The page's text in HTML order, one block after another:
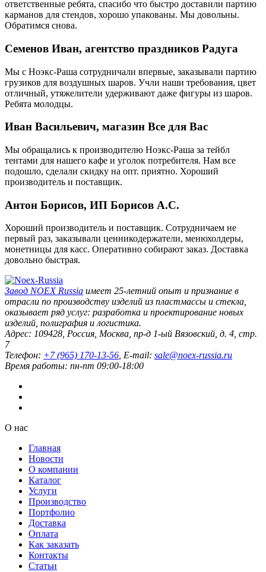
ответственные ребята, спасибо что быстро доставили партию
карманов для стендов, хорошо упакованы. Мы довольны.
Обратимся снова.
Семенов Иван, агентство праздников Радуга
Мы с Ноэкс-Раша сотрудничали впервые, заказывали партию
грузиков для воздушных шаров. Учли наши требования, цвет
отличный, утяжелители удерживают даже фигуры из шаров.
Ребята молодцы.
Иван Васильевич, магазин Все для Вас
Мы обращались к производителю Ноэкс-Раша за тейбл
тентами для нашего кафе и уголок потребителя. Нам все
подошло, сделали скидку на опт. приятно. Хороший
производитель и поставщик.
Антон Борисов, ИП Борисов А.С.
Хороший производитель и поставщик. Сотрудничаем не
первый раз, заказывали ценникодержатели, менюхолдеры,
монетницы для касс. Оперативно собирают заказ. Доставка
довольно быстрая.
Завод NOEX Russia имеет 25-летний опыт и признание в
отрасли по производству изделий из пластмассы и стекла,
оказывает ряд услуг: разработка и проектирование новых
изделий, полиграфия и логистика.
Адрес: 109428, Россия, Москва, пр-д 1-ый Вязовский, д. 4, стр.
7
Телефон: +7 (965) 170-13-56, E-mail: sale@noex-russia.ru
Время работы: пн-пт 09:00-18:00
О нас
Главная
Новости
О компании
Каталог
Услуги
Производство
Портфолио
Доставка
Оплата
Как заказать
Контакты
Статьи